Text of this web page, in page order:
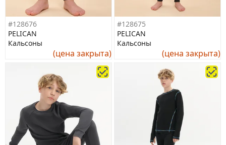
#128676
PELICAN
Кальсоны
(цена закрыта)
#128675
PELICAN
Кальсоны
(цена закрыта)